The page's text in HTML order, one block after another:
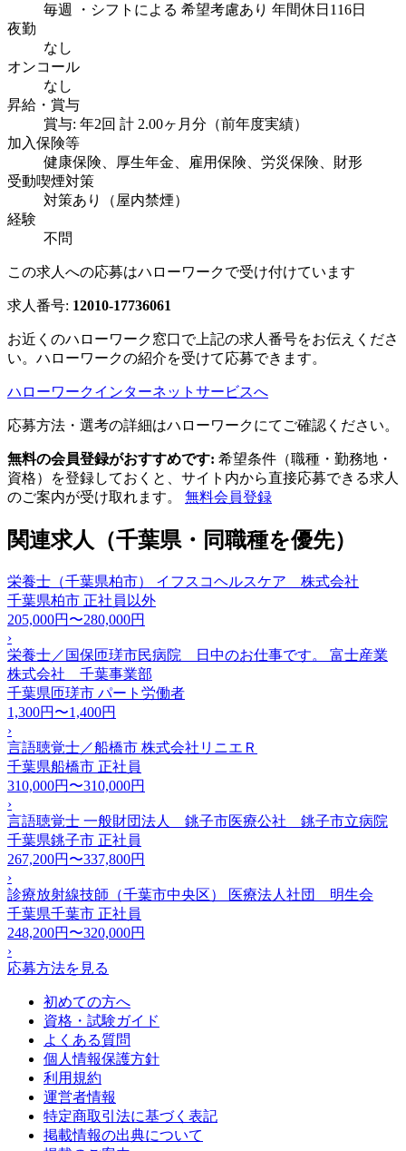
毎週 ・シフトによる 希望考慮あり 年間休日116日
夜勤
なし
オンコール
なし
昇給・賞与
賞与: 年2回 計 2.00ヶ月分（前年度実績）
加入保険等
健康保険、厚生年金、雇用保険、労災保険、財形
受動喫煙対策
対策あり（屋内禁煙）
経験
不問
この求人への応募はハローワークで受け付けています
求人番号: 12010-17736061
お近くのハローワーク窓口で上記の求人番号をお伝えくださ
い。ハローワークの紹介を受けて応募できます。
ハローワークインターネットサービスへ
応募方法・選考の詳細はハローワークにてご確認ください。
無料の会員登録がおすすめです: 希望条件（職種・勤務地・
資格）を登録しておくと、サイト内から直接応募できる求人
のご案内が受け取れます。 無料会員登録
関連求人（千葉県・同職種を優先）
栄養士（千葉県柏市） イフスコヘルスケア 株式会社
千葉県柏市 正社員以外
205,000円〜280,000円
›
栄養士／国保匝瑳市民病院 日中のお仕事です。 富士産業
株式会社 千葉事業部
千葉県匝瑳市 パート労働者
1,300円〜1,400円
›
言語聴覚士／船橋市 株式会社リニエＲ
千葉県船橋市 正社員
310,000円〜310,000円
›
言語聴覚士 一般財団法人 銚子市医療公社 銚子市立病院
千葉県銚子市 正社員
267,200円〜337,800円
›
診療放射線技師（千葉市中央区） 医療法人社団 明生会
千葉県千葉市 正社員
248,200円〜320,000円
›
応募方法を見る
初めての方へ
資格・試験ガイド
よくある質問
個人情報保護方針
利用規約
運営者情報
特定商取引法に基づく表記
掲載情報の出典について